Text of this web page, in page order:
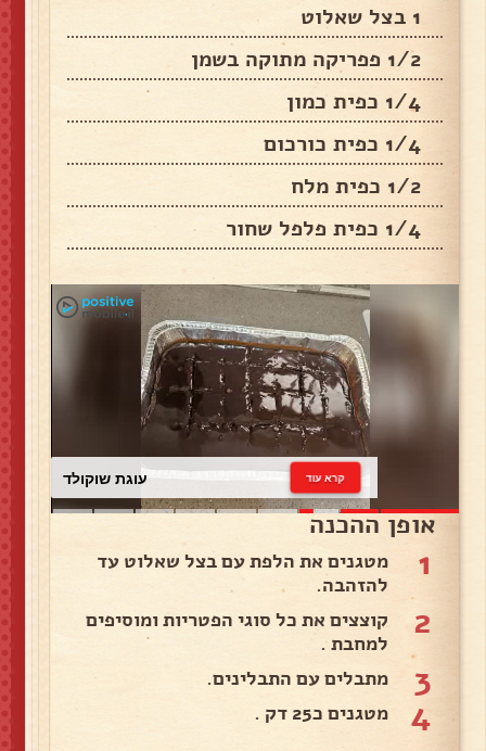
1 בצל שאלוט
1/2 פפריקה מתוקה בשמן
1/4 כפית כמון
1/4 כפית כורכום
1/2 כפית מלח
1/4 כפית פלפל שחור
עוגת שוקולד קרא עוד
אופן ההכנה
1
מטגנים את הלפת עם בצל שאלוט עד
להזהבה.
2
קוצצים את כל סוגי הפטריות ומוסיפים
למחבת .
3 מתבלים עם התבלינים.
4 מטגנים כ25 דק .